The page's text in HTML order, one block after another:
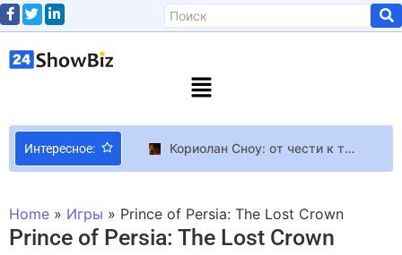
Интересное:
Кориолан Сноу: от чести к тирании – второй трейлер The Ballad of Songbirds & Snakes раскрывает новые тайны Панема
СМИ: У Ubisoft проблемы с новой Ghost Recon – разработчики опасаются перезагрузки или отмены проекта
Home » Игры » Prince of Persia: The Lost Crown
Prince of Persia: The Lost Crown